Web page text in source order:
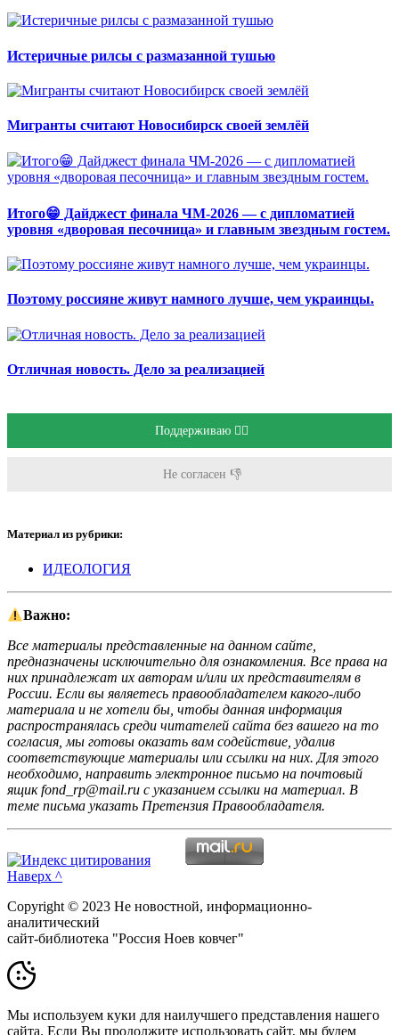
Истеричные рилсы с размазанной тушью
Мигранты считают Новосибирск своей землёй
Итого😁 Дайджест финала ЧМ-2026 — с дипломатией
уровня «дворовая песочница» и главным звездным гостем.
Поэтому россияне живут намного лучше, чем украинцы.
Отличная новость. Дело за реализацией
Поддерживаю 👍🏻
Не согласен 👎
Материал из рубрики:
ИДЕОЛОГИЯ
Важно:
Все материалы представленные на данном сайте,
предназначены исключительно для ознакомления. Все права на
них принадлежат их авторам и/или их представителям в
России. Если вы являетесь правообладателем какого-либо
материала и не хотели бы, чтобы данная информация
распространялась среди читателей сайта без вашего на то
согласия, мы готовы оказать вам содействие, удалив
соответствующие материалы или ссылки на них. Для этого
необходимо, направить электронное письмо на почтовый
ящик fond_rp@mail.ru с указанием ссылки на материал. В
теме письма указать Претензия Правообладателя.
Наверх ^
Copyright © 2023 Не новостной, информационно-
аналитический
сайт-библиотека "Россия Ноев ковчег"
Мы используем куки для наилучшего представления нашего
сайта. Если Вы продолжите использовать сайт, мы будем